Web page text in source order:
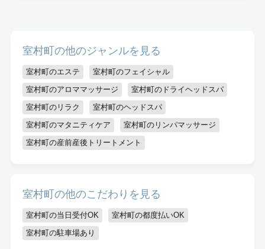
こだわり検索
当日受付OK 都度払いOK 駅から徒歩10分以内
お子様同伴可 男性可 駐車場あり
アメニティまたはコスメ充実 出張可能
室村町の他のジャンルを見る
室村町のエステ
室村町のフェイシャル
室村町のアロママッサージ
室村町のドライヘッドスパ
室村町のリラク
室村町のヘッドスパ
室村町のマタニティケア
室村町のリンパマッサージ
室村町の産前産後トリートメント
室村町の他のこだわりを見る
室村町の当日受付OK
室村町の都度払いOK
室村町の駐車場あり